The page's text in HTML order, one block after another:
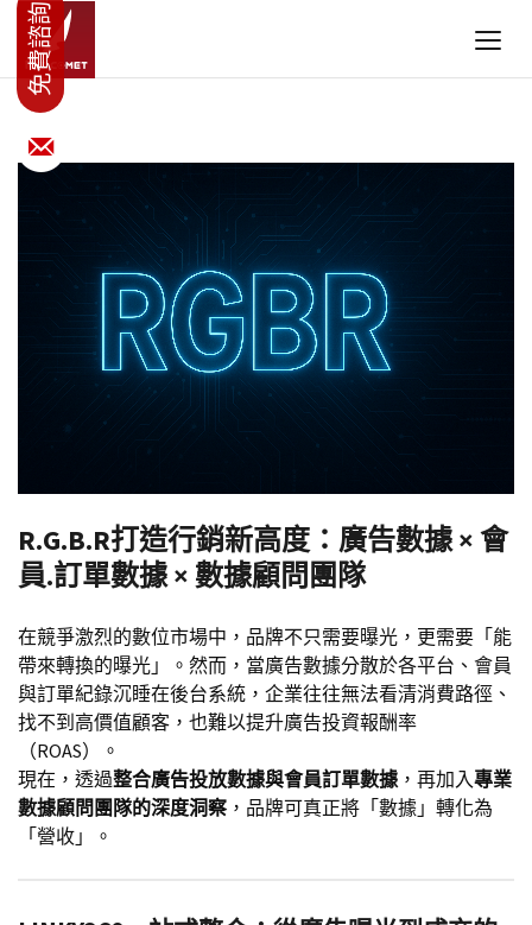
R.G.B.R打造行銷新高度：廣告數據 × 會
員.訂單數據 × 數據顧問團隊
在競爭激烈的數位市場中，品牌不只需要曝光，更需要「能
帶來轉換的曝光」。然而，當廣告數據分散於各平台、會員
與訂單紀錄沉睡在後台系統，企業往往無法看清消費路徑、
找不到高價值顧客，也難以提升廣告投資報酬率
（ROAS）。
現在，透過整合廣告投放數據與會員訂單數據 ，再加入專業
數據顧問團隊的深度洞察 ，品牌可真正將「數據」轉化為
「營收」。